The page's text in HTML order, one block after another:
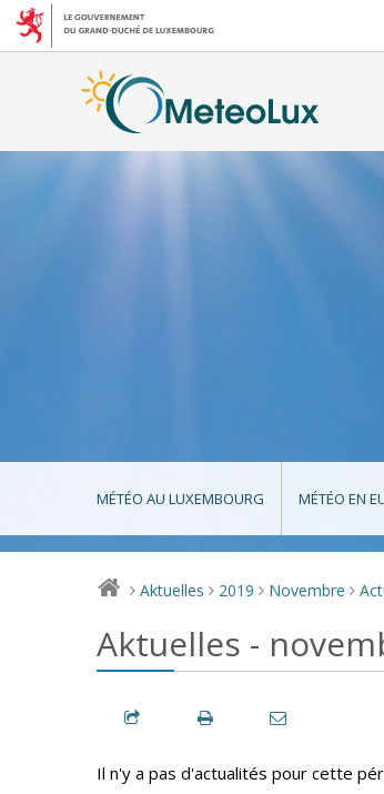
MÉTÉO AU LUXEMBOURG MÉTÉO EN
> Aktuelles > 2019 > Novembre >
Aktuelles -
Il n'y a pas d'actualités pour cette